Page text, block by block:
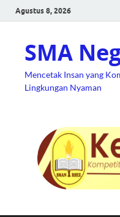
Agustus 8, 2026
SMA
Mencetak Insan yang
Lingkungan Nyaman